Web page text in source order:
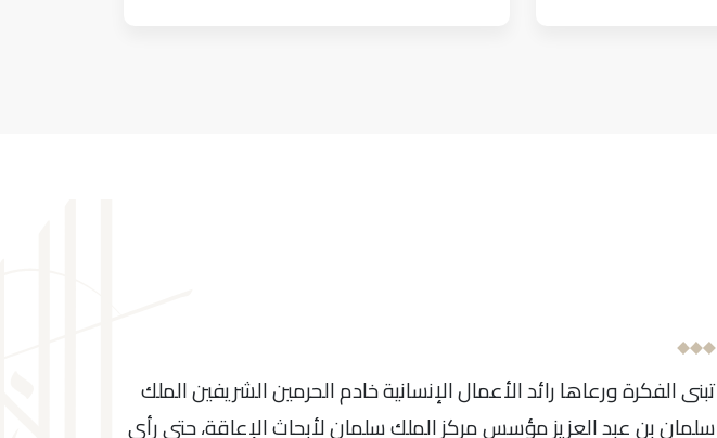
تبنى الفكرة ورعاها رائد الأعمال الإنسانية خادم الحرمين الشريفين الملك
سلمان بن عبد العزيز مؤسس مركز الملك سلمان لأبحاث الإعاقة، حتى رأى